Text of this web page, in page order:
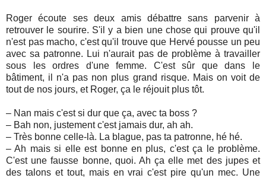
Roger écoute ses deux amis débattre sans parvenir à
retrouver le sourire. S'il y a bien une chose qui prouve qu'il
n'est pas macho, c'est qu'il trouve que Hervé pousse un peu
avec sa patronne. Lui n'aurait pas de problème à travailler
sous les ordres d'une femme. C'est sûr que dans le
bâtiment, il n'a pas non plus grand risque. Mais on voit de
tout de nos jours, et Roger, ça le réjouit plus tôt.
– Nan mais c'est si dur que ça, avec ta boss ?
– Bah non, justement c'est jamais dur, ah ah.
– Très bonne celle-là. La blague, pas ta patronne, hé hé.
– Ah mais si elle est bonne en plus, c'est ça le problème.
C'est une fausse bonne, quoi. Ah ça elle met des jupes et
des talons et tout, mais en vrai c'est pire qu'un mec. Une